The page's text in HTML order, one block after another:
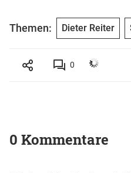
Themen: Dieter Reiter
0
0 Kommentare